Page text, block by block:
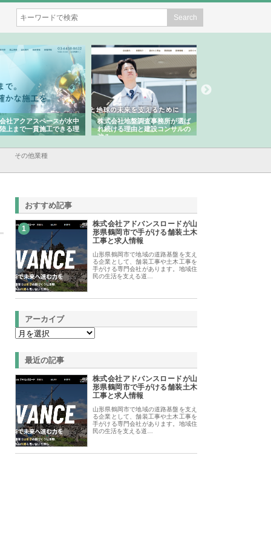
社アクアスペースが水中
上まで一貫施工できる理
株式会社地盤調査事務所が選ば
れ続ける理由と建設コンサルの
強み
その他業種
おすすめ記事
1
株式会社アドバンスロードが山
形県鶴岡市で手がける舗装土木
工事と求人情報
山形県鶴岡市で地域の道路基盤を支え
る企業として、舗装工事や土木工事を
手がける専門会社があります。地域住
民の生活を支える道…
アーカイブ
最近の記事
株式会社アドバンスロードが山
形県鶴岡市で手がける舗装土木
工事と求人情報
山形県鶴岡市で地域の道路基盤を支え
る企業として、舗装工事や土木工事を
手がける専門会社があります。地域住
民の生活を支える道…